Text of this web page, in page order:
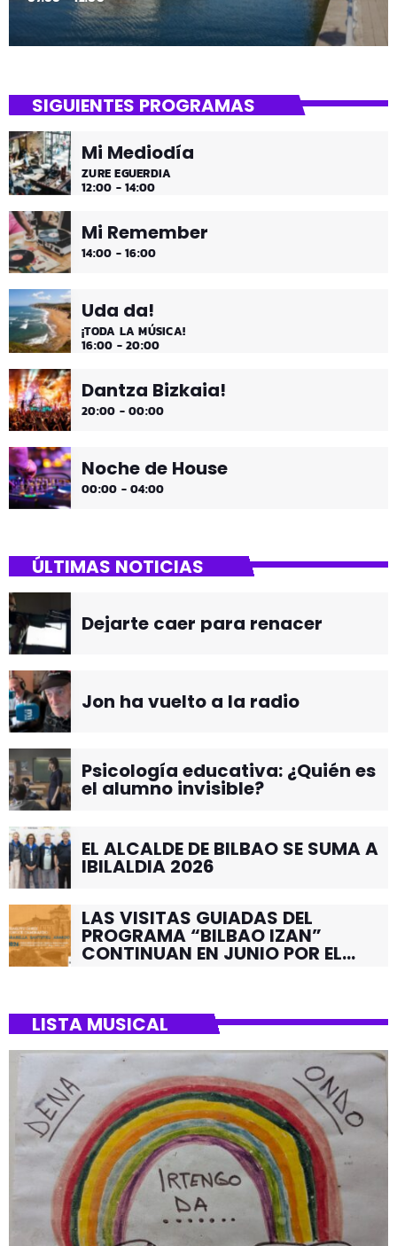
SIGUIENTES PROGRAMAS
Mi Mediodía
ZURE EGUERDIA
12:00 - 14:00
Mi Remember
14:00 - 16:00
Uda da!
¡TODA LA MÚSICA!
16:00 - 20:00
Dantza Bizkaia!
20:00 - 00:00
Noche de House
00:00 - 04:00
ÚLTIMAS NOTICIAS
Dejarte caer para renacer
Jon ha vuelto a la radio
Psicología educativa: ¿Quién es
el alumno invisible?
EL ALCALDE DE BILBAO SE SUMA A
IBILALDIA 2026
LAS VISITAS GUIADAS DEL
PROGRAMA “BILBAO IZAN”
CONTINUAN EN JUNIO POR EL
LISTA MUSICAL